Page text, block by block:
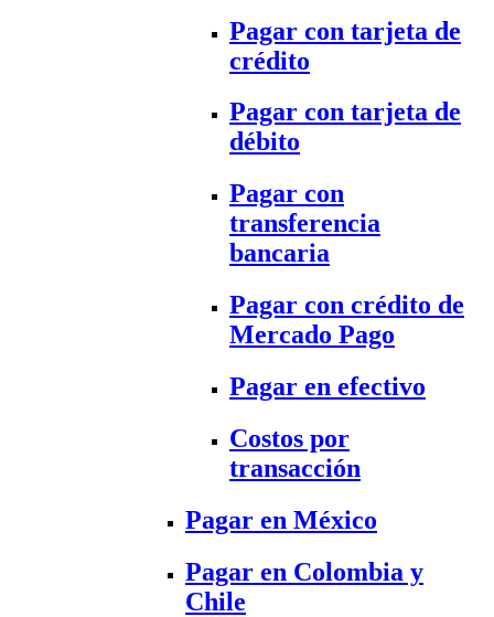
Pagar con tarjeta de
crédito
Pagar con tarjeta de
débito
Pagar con
transferencia
bancaria
Pagar con crédito de
Mercado Pago
Pagar en efectivo
Costos por
transacción
Pagar en México
Pagar en Colombia y
Chile